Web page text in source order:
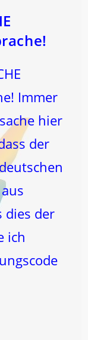
Immer
hier
der
dies der
ich